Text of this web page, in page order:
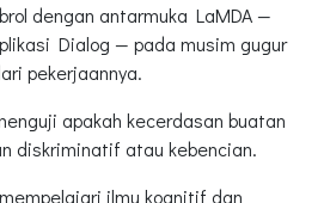
dengan antarmuka LaMDA —
Dialog — pada musim gugur
pekerjaannya.
apakah kecerdasan buatan
diskriminatif atau kebencian.
ilmu kognitif dan